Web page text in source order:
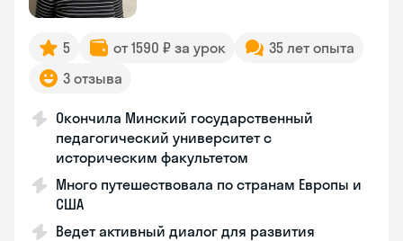
5 от 1590 ₽ за урок
35 лет опыта
3 отзыва
Окончила Минский государственный
педагогический университет с
историческим факультетом
Много путешествовала по странам Европы и
США
Ведет активный диалог для развития